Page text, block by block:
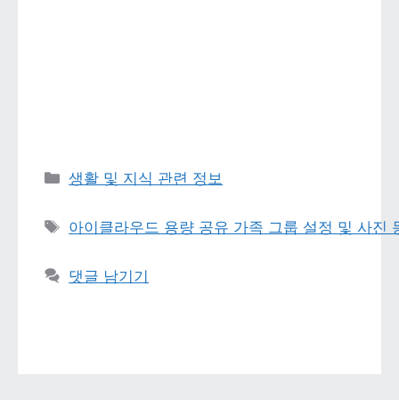
카테고리
생활 및 지식 관련 정보
태그
아이클라우드 용량 공유 가족 그룹 설정 및 사진
댓글 남기기